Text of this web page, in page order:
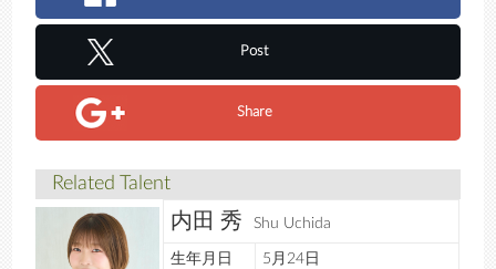
Post
Share
Related Talent
内田 秀 Shu Uchida
生年月日 5月24日